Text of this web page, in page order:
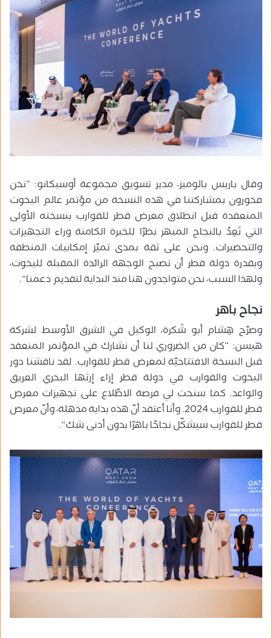
وقال باريس بالوميز، مدير تسويق مجموعة أوسيكانو: “نحن
فخورون بمشاركتنا في هذه النسخة من مؤتمر عالم اليخوت
المنعقدة قبل انطلاق معرض قطر للقوارب بنسخته الأولى
التي تَعِدُ بالنجاح المبهر نظرًا للخبرة الكامنة وراء التجهيزات
والتحضيرات. ونحن على ثقة بمدى تميّز إمكانيات المنطقة
وبقدرة دولة قطر أن تصبح الوجهة الرائدة المقبلة لليخوت،
ولهذا السبب، نحن متواجدون هنا منذ البداية لتقديم دعمنا”.
نجاح باهر
وصرّح هِشام أبو شَكرة، الوكيل في الشرق الأوسط لشركة
هيسن: “كان من الضروري لنا أن نشارك في المؤتمر المنعقد
قبل النسخة الافتتاحيّة لمعرض قطر للقوارب. لقد ناقشنا دور
اليخوت والقوارب في دولة قطر إزاء إرثها البحري العريق
والواعد. كما سنحت لي فرصة الاطّلاع على تجهيزات معرض
قطر للقوارب 2024. وأنا أعتقد أنّ هذه بداية مذهلة، وأنّ معرض
قطر للقوارب سيشكّل نجاحًا باهرًا بدون أدنى شك”.